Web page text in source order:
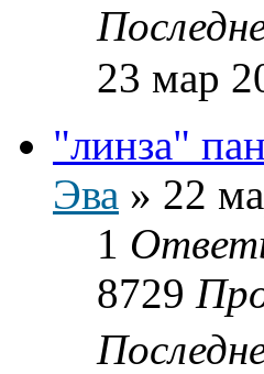
23 мар
"линза"
Эва » 22
1
8729